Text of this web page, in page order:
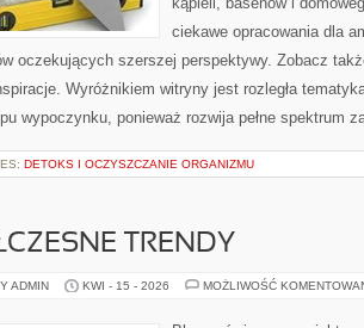
ciekawe opracowania dla
oczekujących szerszej perspektywy. Zobacz
Wyróżnikiem witryny jest rozległa
wypoczynku, ponieważ rozwija pełne spektrum
DETOKS I OCZYSZCZANIE ORGANIZMU
TRENDY
ADMIN KWI - 15 - 2026 MOŻLIWOŚĆ